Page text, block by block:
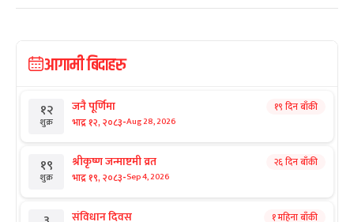
आगामी बिदाहरु
१२
शुक्र
जनै पूर्णिमा
भाद्र १२, २०८३-Aug 28, 2026
१९ दिन बाँकी
१९
शुक्र
श्रीकृष्ण जन्माष्टमी व्रत
भाद्र १९, २०८३-Sep 4, 2026
२६ दिन बाँकी
संविधान दिवस १ महिना बाँकी